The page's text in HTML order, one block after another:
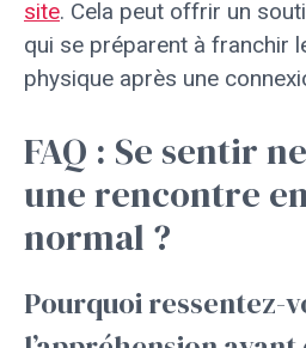
site. Cela peut offrir un
qui se préparent à franchir
physique après une
FAQ : Se sentir
une rencontre
normal ?
Pourquoi ressentez-